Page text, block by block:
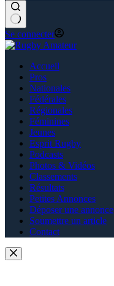
Se connecter
Accueil
Pros
Nationales
Fédérales
Régionales
Féminines
Jeunes
Esprit Rugby
Podcasts
Photos & Vidéos
Classements
Résultats
Petites Annonces
Déposer une annonce
Soumettre un article
Contact